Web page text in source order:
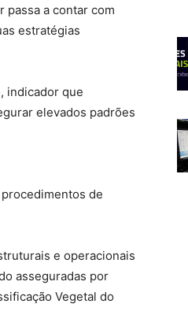
passa a contar com
estratégias
indicador que
elevados padrões
de
e operacionais
asseguradas por
Vegetal do